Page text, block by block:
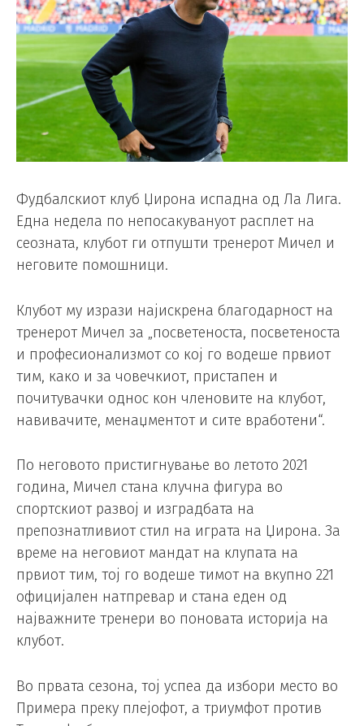
Фудбалскиот клуб Џирона испадна од Ла Лига.
Една недела по непосакувануот расплет на
сеозната, клубот ги отпушти тренерот Мичел и
неговите помошници.
Клубот му изрази најискрена благодарност на
тренерот Мичел за „посветеноста, посветеноста
и професионализмот со кој го водеше првиот
тим, како и за човечкиот, пристапен и
почитувачки однос кон членовите на клубот,
навивачите, менаџментот и сите вработени“.
По неговото пристигнување во летото 2021
година, Мичел стана клучна фигура во
спортскиот развој и изградбата на
препознатливиот стил на играта на Џирона. За
време на неговиот мандат на клупата на
првиот тим, тој го водеше тимот на вкупно 221
официјален натпревар и стана еден од
најважните тренери во поновата историја на
клубот.
Во првата сезона, тој успеа да избори место во
Примера преку плејофот, а триумфот против